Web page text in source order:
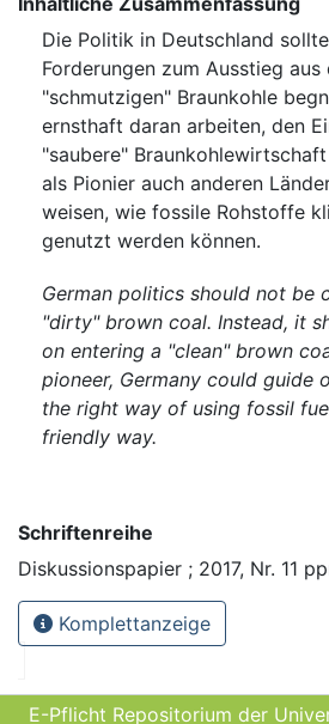
Die Politik in Deutschland
Forderungen zum Ausstieg
"schmutzigen" Braunkohle
ernsthaft daran arbeiten, den
"saubere"
als Pionier auch anderen
weisen, wie fossile Rohstoffe
genutzt werden können.
German politics should not be
"dirty" brown coal. Instead, it
on entering a "clean" brown
pioneer, Germany could guide
the right way of using fossil
friendly way.
Schriftenreihe
Diskussionspapier ; 2017, Nr. 11
Komplettanzeige
E-Pflicht Repositorium der